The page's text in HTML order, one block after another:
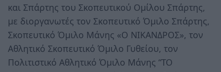
και Σπάρτης του Σκοπευτικού Ομίλου Σπάρτης,
με διοργανωτές τον Σκοπευτικό Όμιλο Σπάρτης,
Σκοπευτικό Όμιλο Μάνης «Ο ΝΙΚΑΝΔΡΟΣ», τον
Αθλητικό Σκοπευτικό Όμιλο Γυθείου, τον
Πολιτιστικό Αθλητικό Όμιλο Μάνης “ΤΟ